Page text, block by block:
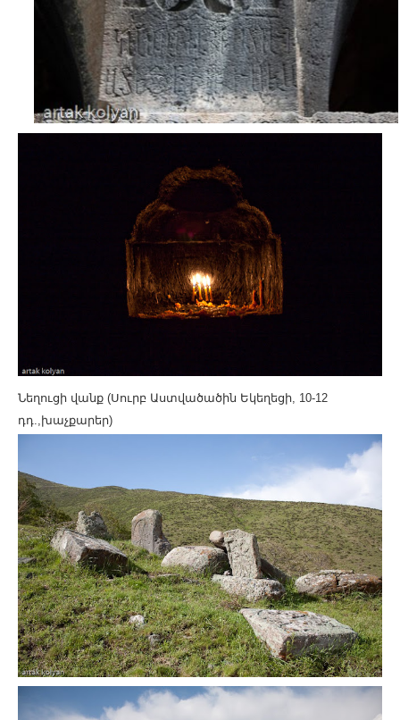
Նեղուցի վանք (Սուրբ Աստվածածին Եկեղեցի, 10-12
դդ.,խաչքարեր)